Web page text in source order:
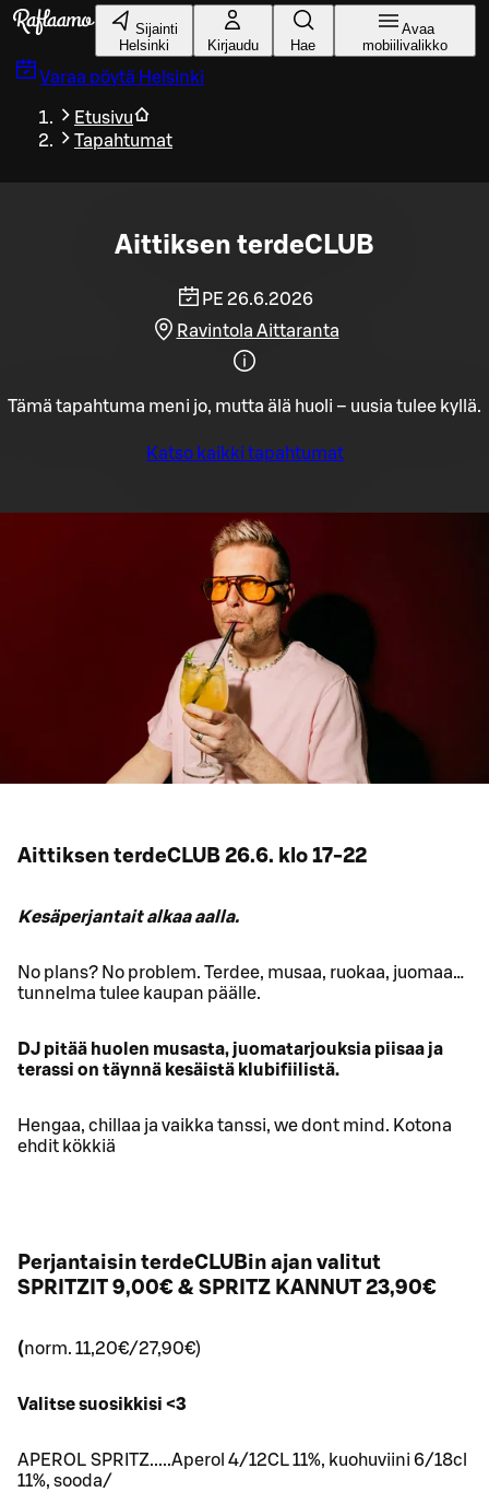
Siirry pääsisältöön
Sijainti
Helsinki
Kirjaudu Hae
Avaa
mobiilivalikko
Varaa pöytä Helsinki
Etusivu
Tapahtumat
Aittiksen terdeCLUB
PE 26.6.2026
Ravintola Aittaranta
Tämä tapahtuma meni jo, mutta älä huoli – uusia tulee kyllä.
Katso kaikki tapahtumat
Aittiksen terdeCLUB 26.6. klo 17-22
Kesäperjantait alkaa aalla.
No plans? No problem. Terdee, musaa, ruokaa, juomaa…
tunnelma tulee kaupan päälle.
DJ pitää huolen musasta, juomatarjouksia piisaa ja
terassi on täynnä kesäistä klubifiilistä.
Hengaa, chillaa ja vaikka tanssi, we dont mind. Kotona
ehdit kökkiä
Perjantaisin terdeCLUBin ajan valitut
SPRITZIT 9,00€ & SPRITZ KANNUT 23,90€
(norm. 11,20€/27,90€)
Valitse suosikkisi <3
APEROL SPRITZ.....Aperol 4/12CL 11%, kuohuviini 6/18cl
11%, sooda/